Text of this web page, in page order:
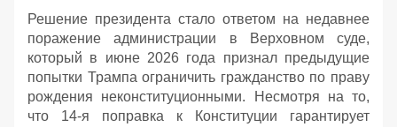
Решение президента стало ответом на недавнее
поражение администрации в Верховном суде,
который в июне 2026 года признал предыдущие
попытки Трампа ограничить гражданство по праву
рождения неконституционными. Несмотря на то,
что 14-я поправка к Конституции гарантирует